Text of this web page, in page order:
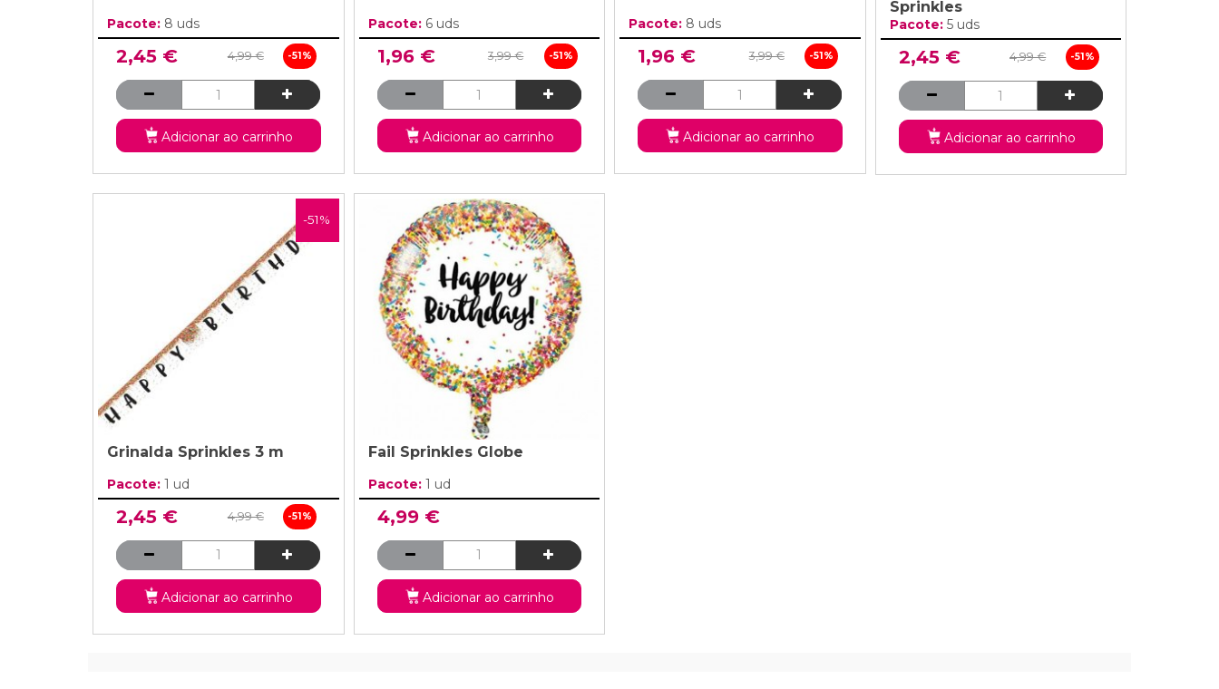
Pacote: 8 uds
2,45 € 4,99 € -51%
Adicionar ao carrinho
Pacote: 6 uds
1,96 € 3,99 € -51%
Adicionar ao carrinho
Pacote: 8 uds
1,96 € 3,99 € -51%
Adicionar ao carrinho
Sprinkles
Pacote: 5 uds
2,45 € 4,99 € -51%
Adicionar ao carrinho
-51%
Grinalda Sprinkles 3 m
Pacote: 1 ud
2,45 € 4,99 € -51%
Adicionar ao carrinho
Fail Sprinkles Globe
Pacote: 1 ud
4,99 €
Adicionar ao carrinho